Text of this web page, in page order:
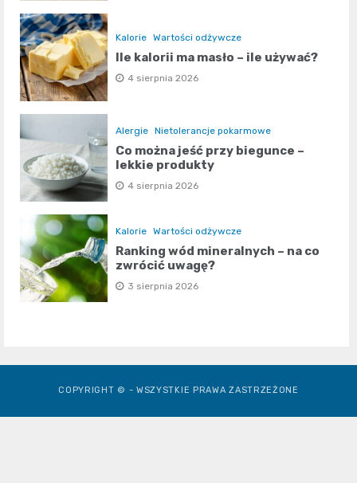
Kalorie Wartości odżywcze
Ile kalorii ma masło – ile używać?
4 sierpnia 2026
Alergie Nietolerancje pokarmowe
Co można jeść przy biegunce –
lekkie produkty
4 sierpnia 2026
Kalorie Wartości odżywcze
Ranking wód mineralnych – na co
zwrócić uwagę?
3 sierpnia 2026
COPYRIGHT © - WSZYSTKIE PRAWA ZASTRZEŻONE